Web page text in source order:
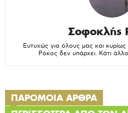
Σοφοκλής
Ευτυχώς για όλους μας και
Ρόκος δεν υπάρχει. Κάτι
ΠΑΡΟΜΟΙΑ ΑΡΘΡΑ